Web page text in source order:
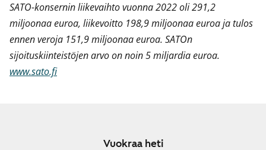
SATO-konsernin liikevaihto vuonna 2022 oli 291,2
miljoonaa euroa, liikevoitto 198,9 miljoonaa euroa ja tulos
ennen veroja 151,9 miljoonaa euroa. SATOn
sijoituskiinteistöjen arvo on noin 5 miljardia euroa.
www.sato.fi
Vuokraa heti